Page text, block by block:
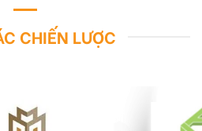
CHIẾN LƯỢC